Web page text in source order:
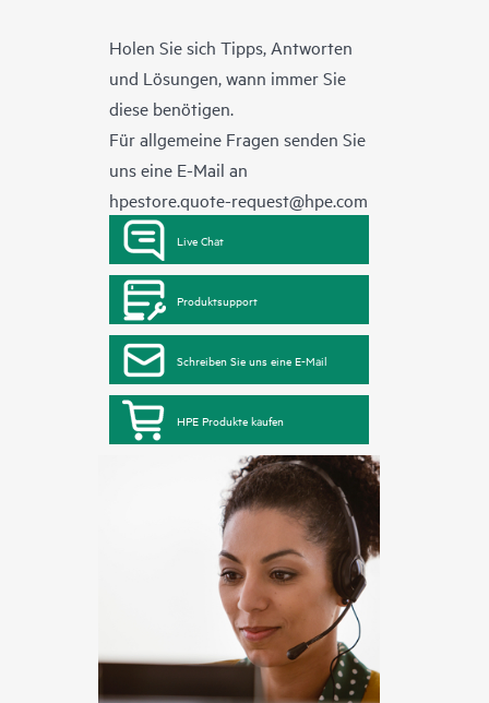
Holen Sie sich Tipps, Antworten
und Lösungen, wann immer Sie
diese benötigen.
Für allgemeine Fragen senden Sie
uns eine E-Mail an
hpestore.quote-request@hpe.com
Live Chat
Produktsupport
Schreiben Sie uns eine E-Mail
HPE Produkte kaufen